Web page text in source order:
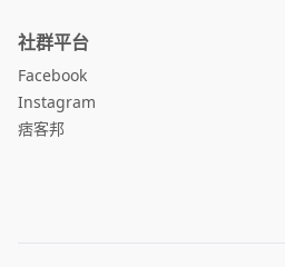
社群平台
Facebook
Instagram
痞客邦